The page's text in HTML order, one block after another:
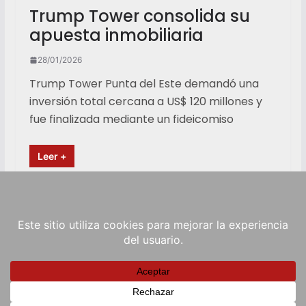
Trump Tower consolida su
apuesta inmobiliaria
28/01/2026
Trump Tower Punta del Este demandó una
inversión total cercana a US$ 120 millones y
fue finalizada mediante un fideicomiso
Leer +
RadioViva FM. Powered by